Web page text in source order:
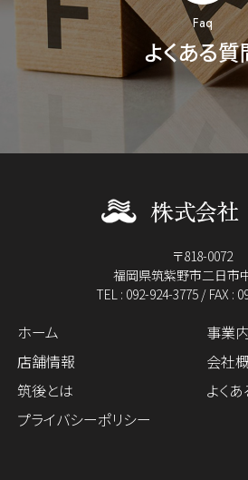
Faq
よくある
〒818-0072
福岡県筑紫野市二日市
TEL : 092-924-3775 / FAX :
ホーム
事業
店舗情報
会社
筑後とは
よく
プライバシーポリシー